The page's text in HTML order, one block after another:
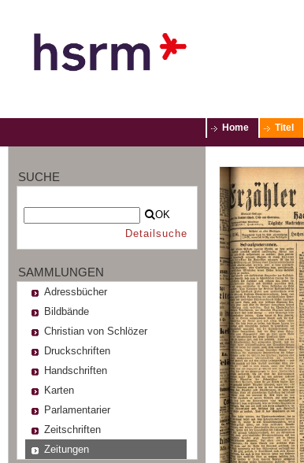
Home Titel
SUCHE
OK
Detailsuche
SAMMLUNGEN
Adressbücher
Bildbände
Christian von Schlözer
Druckschriften
Handschriften
Karten
Parlamentarier
Zeitschriften
Zeitungen